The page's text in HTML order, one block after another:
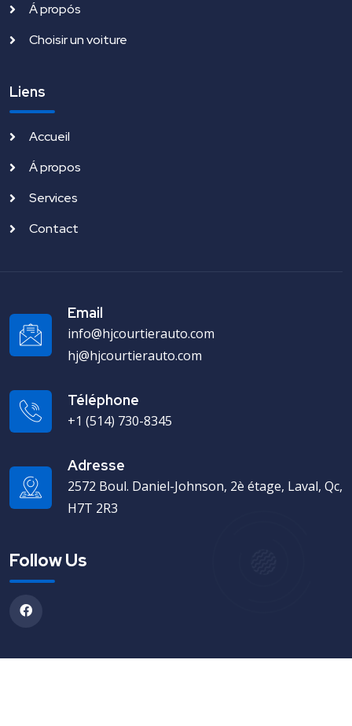
Á propós
Choisir un voiture
Liens
Accueil
Á propos
Services
Contact
Email
info@hjcourtierauto.com
hj@hjcourtierauto.com
Téléphone
+1 (514) 730-8345
Adresse
2572 Boul. Daniel-Johnson, 2è étage, Laval, Qc,
H7T 2R3
Follow Us